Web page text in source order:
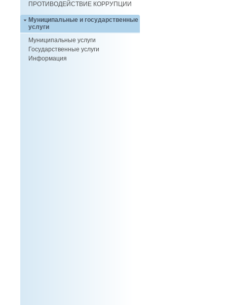
ПРОТИВОДЕЙСТВИЕ КОРРУПЦИИ
Муниципальные и государственные
услуги
Муниципальные услуги
Государственные услуги
Информация